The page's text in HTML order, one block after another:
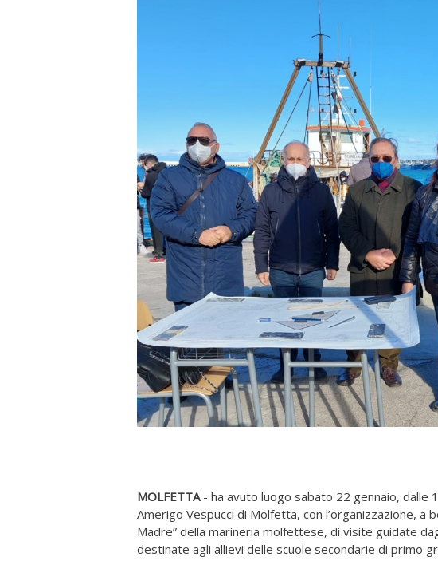
MOLFETTA- ha avuto luogo sabato 22 gennaio, dalle
Amerigo Vespucci di Molfetta, con l’organizzazione, a
Madre” della marineria molfettese, di visite guidate
destinate agli allievi delle scuole secondarie di primo